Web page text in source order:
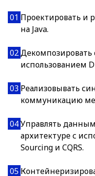
01 Проектировать и
на Java.
02
использованием
03 Реализовывать
коммуникацию
04Управлять
архитектуре с
Sourcing и CQRS.
05